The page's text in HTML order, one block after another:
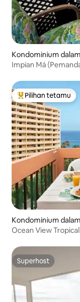
Kondominium
Impian Má
Pilihan utama
Pilihan tetamu
Kondominium
Ocean View
Superhost
Superhost